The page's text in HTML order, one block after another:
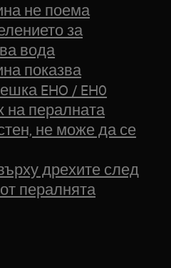
не поема
за
вода
показва
EHO / EH0
на пералната
не може да се
дрехите след
пералнята